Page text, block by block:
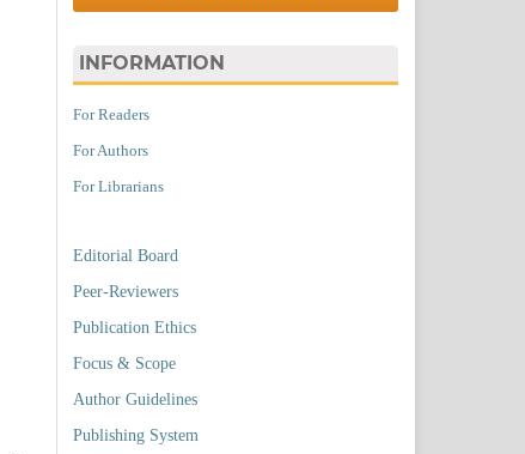
INFORMATION
For Readers
For Authors
For Librarians
Editorial Board
Peer-Reviewers
Publication Ethics
Focus & Scope
Author Guidelines
Publishing System